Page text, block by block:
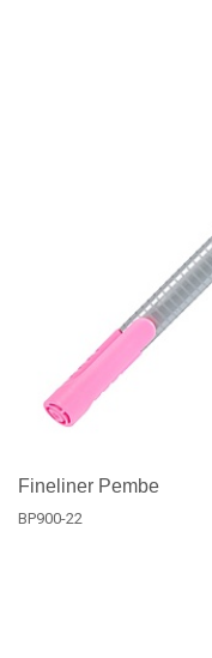
Fineliner Pembe
BP900-22